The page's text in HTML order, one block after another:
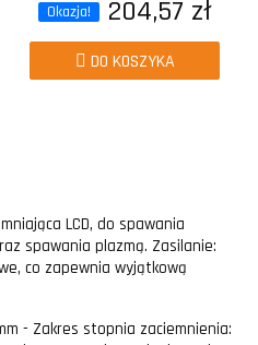
Okazja!
204,57 zł
DO KOSZYKA
LCD, do spawania
spawania plazmą. Zasilanie:
co zapewnia wyjątkową
- Zakres stopnia zaciemnienia: